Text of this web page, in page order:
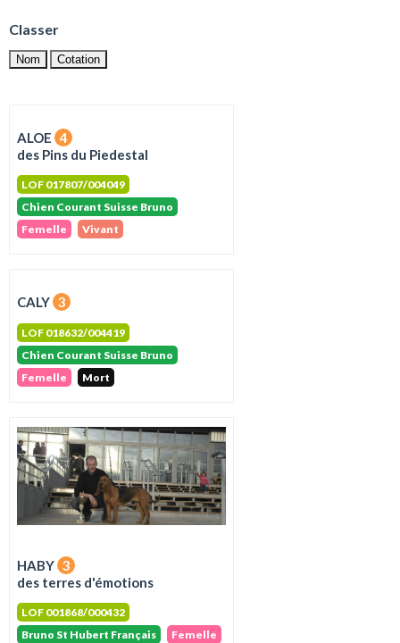
Classer
Nom Cotation
ALOE 4
des Pins du Piedestal
LOF 017807/004049
Chien Courant Suisse Bruno
Femelle
Vivant
CALY 3
LOF 018632/004419
Chien Courant Suisse Bruno
Femelle
Mort
HABY 3
des terres d'émotions
LOF 001868/000432
Bruno St Hubert Français
Femelle